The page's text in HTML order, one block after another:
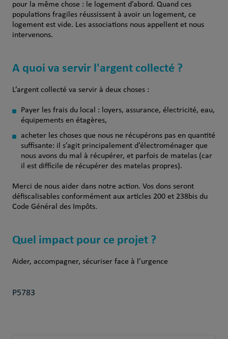
pour la même chose : le logement d’abord. Quand ces
populations fragiles réussissent à avoir un logement, ce
logement est vide. Les associations nous appellent et nous
intervenons.
A quoi va servir l'argent collecté ?
L’argent collecté va servir à deux choses :
Payer les frais du local : loyers, assurance, électricité, eau,
équipements en étagères,
acheter les choses que nous ne récupérons pas en quantité
suffisante: il s’agit principalement d’électroménager que
nous avons du mal à récupérer, et parfois de matelas (car
il est difficile de récupérer des matelas propres).
Merci de nous aider dans notre action. Vos dons seront
défiscalisables conformément aux articles 200 et 238bis du
Code Général des Impôts.
Quel impact pour ce projet ?
Aider, accompagner, sécuriser face à l’urgence
P5783